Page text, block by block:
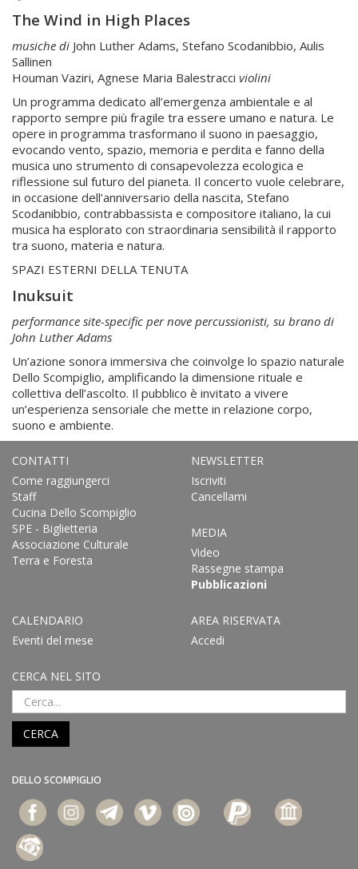
The Wind in High Places
musiche di John Luther Adams, Stefano Scodanibbio, Aulis
Sallinen
Houman Vaziri, Agnese Maria Balestracci violini
Un programma dedicato all’emergenza ambientale e al
rapporto sempre più fragile tra essere umano e natura. Le
opere in programma trasformano il suono in paesaggio,
evocando vento, spazio, memoria e perdita e fanno della
musica uno strumento di consapevolezza ecologica e
riflessione sul futuro del pianeta. Il concerto vuole celebrare,
in occasione dell’anniversario della nascita, Stefano
Scodanibbio, contrabbassista e compositore italiano, la cui
musica ha esplorato con straordinaria sensibilità il rapporto
tra suono, materia e natura.
SPAZI ESTERNI DELLA TENUTA
Inuksuit
performance site-specific per nove percussionisti, su brano di
John Luther Adams
Un’azione sonora immersiva che coinvolge lo spazio naturale
Dello Scompiglio, amplificando la dimensione rituale e
collettiva dell’ascolto. Il pubblico è invitato a vivere
un’esperienza sensoriale che mette in relazione corpo,
suono e ambiente.
CONTATTI
Come raggiungerci
Staff
Cucina Dello Scompiglio
SPE - Biglietteria
Associazione Culturale
Terra e Foresta
NEWSLETTER
Iscriviti
Cancellami
MEDIA
Video
Rassegne stampa
Pubblicazioni
CALENDARIO
Eventi del mese
AREA RISERVATA
Accedi
CERCA NEL SITO
CERCA
DELLO SCOMPIGLIO